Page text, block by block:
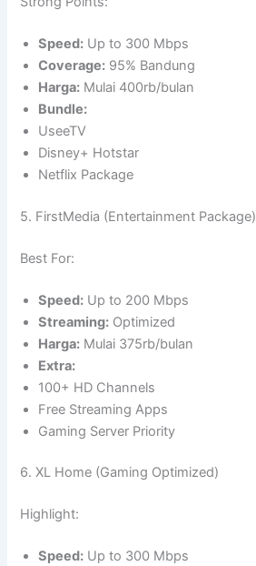
Speed: Up to 300 Mbps
Coverage: 95% Bandung
Harga: Mulai 400rb/bulan
Bundle:
UseeTV
Disney+ Hotstar
Netflix Package
5. FirstMedia (Entertainment Package)
Best For:
Speed: Up to 200 Mbps
Streaming: Optimized
Harga: Mulai 375rb/bulan
Extra:
100+ HD Channels
Free Streaming Apps
Gaming Server Priority
6. XL Home (Gaming Optimized)
Highlight:
Speed: Up to 300 Mbps